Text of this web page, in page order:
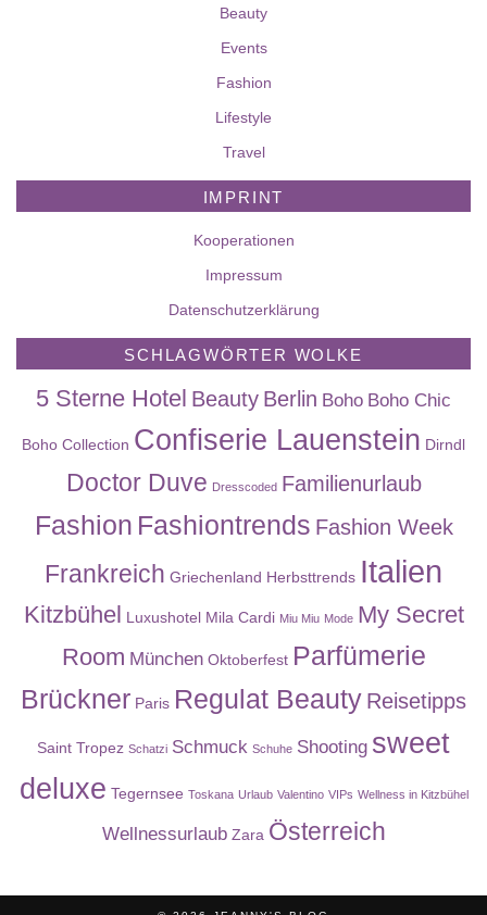
Beauty
Events
Fashion
Lifestyle
Travel
IMPRINT
Kooperationen
Impressum
Datenschutzerklärung
SCHLAGWÖRTER WOLKE
5 Sterne Hotel Beauty Berlin Boho Boho Chic
Boho Collection Confiserie Lauenstein Dirndl
Doctor Duve Dresscoded Familienurlaub
Fashion Fashiontrends Fashion Week
Frankreich Griechenland Herbsttrends Italien
Kitzbühel Luxushotel Mila Cardi Miu Miu Mode My Secret
Room München Oktoberfest Parfümerie
Brückner Paris Regulat Beauty Reisetipps
Saint Tropez Schatzi Schmuck Schuhe Shooting sweet
deluxe Tegernsee Toskana Urlaub Valentino VIPs Wellness in Kitzbühel
Wellnessurlaub Zara Österreich